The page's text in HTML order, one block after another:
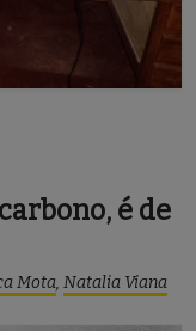
é de
Mota, Natalia Viana